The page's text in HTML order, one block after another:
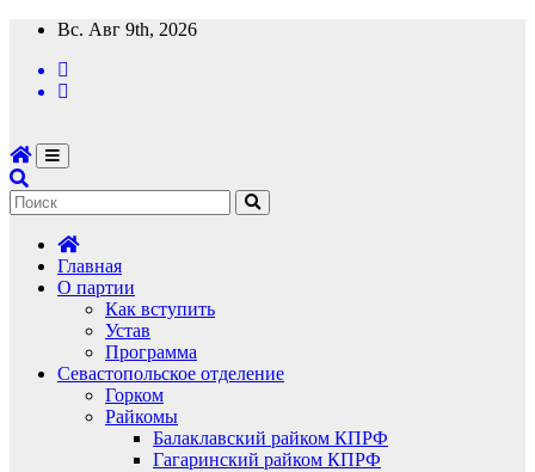
Перейти
содержимому
Вс. Авг 9th, 2026
Главная
О партии
Как вступить
Устав
Программа
Севастопольское отделение
Горком
Райкомы
Балаклавский райком КПРФ
Гагаринский райком КПРФ